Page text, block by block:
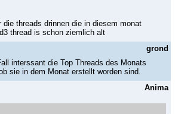
die threads drinnen die in diesem monat
thread is schon ziemlich alt
grond
interssant die Top Threads des Monats
sie in dem Monat erstellt worden sind.
Anima